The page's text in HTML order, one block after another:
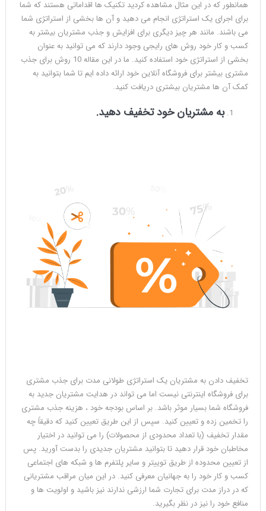
همانطور که در این مثال مشاهده کردید تکنیک ها اقداماتی هستند که شما
برای اجرای یک استراتژی انجام می دهید و آن ها بخشی از استراتژی شما
می باشند. مانند هر چیز دیگری برای افزایش و جذب مشتریان بیشتر به
کسب و کار خود روش های رایجی وجود دارند که می توانید به عنوان
بخشی از استراتژی خود استفاده کنید. ما در این مقاله 10 روش برای جذب
مشتری بیشتر برای فروشگاه آنلاین خود ارائه داده ایم تا شما بتوانید به
کمک آن ها مشتریان بیشتری دریافت کنید.
به مشتریان خود تخفیف دهید.
تخفیف دادن به مشتریان یک استراتژی طولانی مدت برای جذب مشتری
برای فروشگاه اینترنتی نیست اما می تواند در هدایت مشتریان جدید به
فروشگاه شما بسیار موثر باشد. بر اساس بودجه خود ، هزینه جذب مشتری
را تخمین زده و تعیین کنید. سپس از این طریق تعیین کنید که دقیقاً چه
مقدار تخفیف (با تعداد محدودی از محصولات) را می توانید در اختیار
مخاطبان خود قرار دهید تا بتوانید مشتریان جدیدی را بدست آورید. پس
از تعیین محدوده از طریق توییتر و سایر پلتفرم ها و شبکه های اجتماعی
کسب و کار خود را به جهانیان معرفی کنید. در این میان مراقب مشتریانی
که در دراز مدت برای تجارت شما ارزشی ندارند نیز باشید و اولویت ها و
منافع خود را نیز در نظر بگیرید.